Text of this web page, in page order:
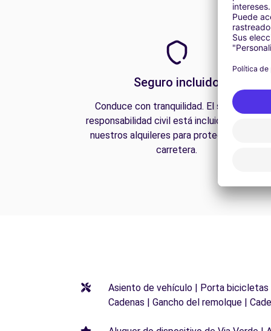
Seguro incluido
Conduce con tranquilidad. El seguro de
responsabilidad civil está incluido en todos
nuestros alquileres para protegerte en la
carretera.
Asiento de vehículo | Porta bicicletas
Cadenas | Gancho del remolque |